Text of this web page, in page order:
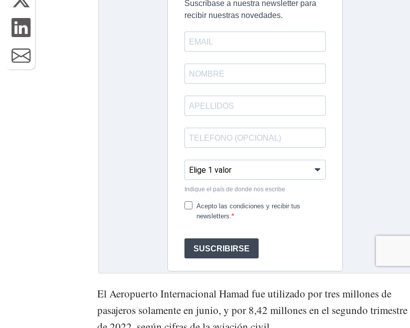
El Aeropuerto Internacional Hamad fue utilizado por tres millones de
pasajeros solamente en junio, y por 8,42 millones en el segundo trimestre